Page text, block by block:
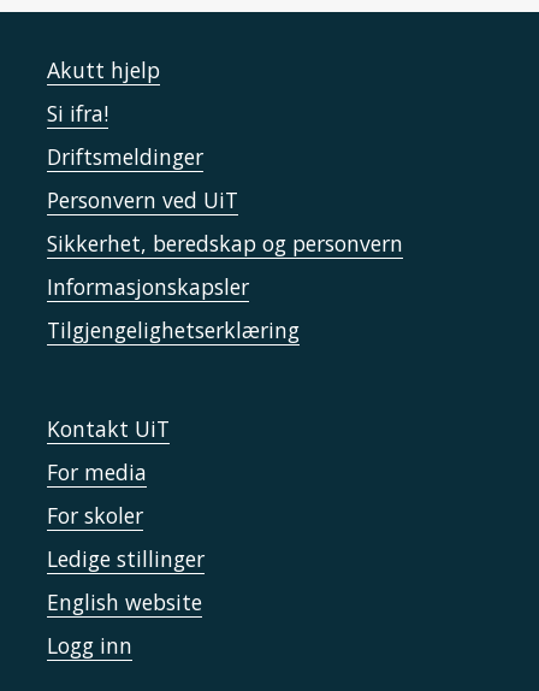
Akutt hjelp
Si ifra!
Driftsmeldinger
Personvern ved UiT
Sikkerhet, beredskap og personvern
Informasjonskapsler
Tilgjengelighetserklæring
Kontakt UiT
For media
For skoler
Ledige stillinger
English website
Logg inn